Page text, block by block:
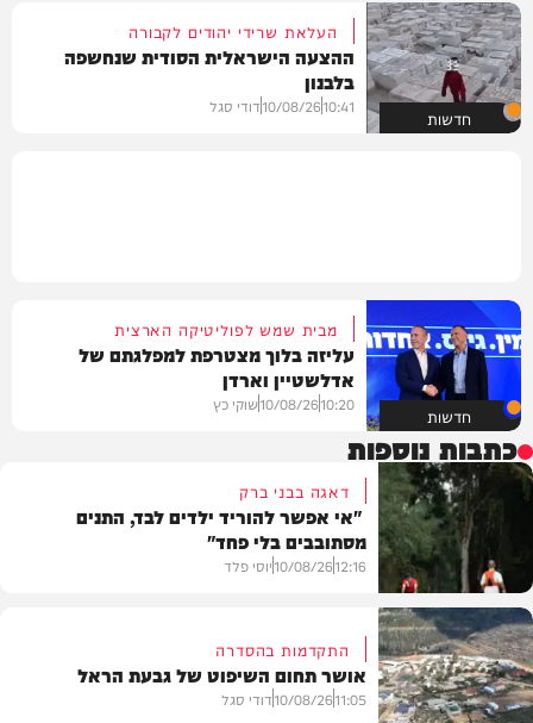
חדשות
העלאת שרידי יהודים לקבורה
ההצעה הישראלית הסודית שנחשפה
בלבנון
10:41
10/08/26דודי סגל
חדשות
מבית שמש לפוליטיקה הארצית
עליזה בלוך מצטרפת למפלגתם של
אדלשטיין וארדן
10:20
10/08/26שוקי כץ
כתבות נוספות
חדשות
דאגה בבני ברק
"אי אפשר להוריד ילדים לבד, התנים
מסתובבים בלי פחד"
12:16
10/08/26יוסי פלד
התקדמות בהסדרה
אושר תחום השיפוט של גבעת הראל
11:05
10/08/26דודי סגל